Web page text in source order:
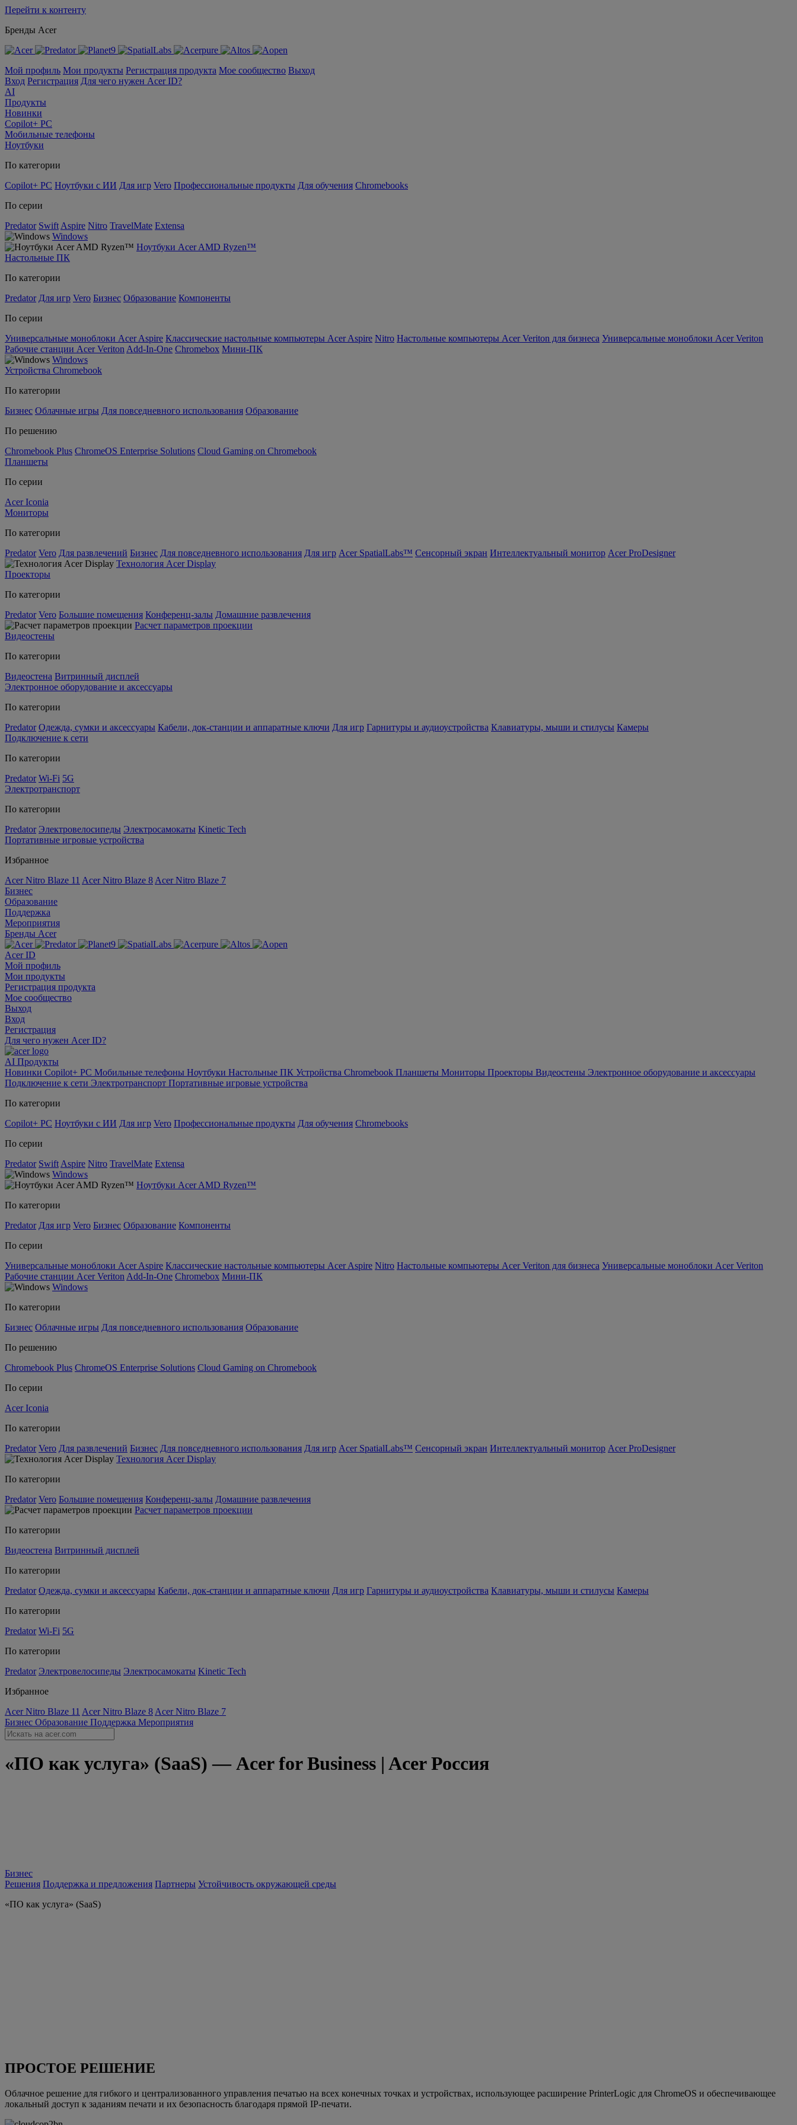
Перейти к контенту
Бренды Acer
Мой профиль Мои продукты Регистрация продукта Мое сообщество Выход
Вход Регистрация Для чего нужен Acer ID?
AI
Продукты
Новинки
Copilot+ PC
Мобильные телефоны
Ноутбуки
По категории
Copilot+ PC Ноутбуки с ИИ Для игр Vero Профессиональные продукты Для обучения Chromebooks
По серии
Predator Swift Aspire Nitro TravelMate Extensa
Windows
Ноутбуки Acer AMD Ryzen™
Настольные ПК
По категории
Predator Для игр Vero Бизнес Образование Компоненты
По серии
Универсальные моноблоки Acer Aspire Классические настольные компьютеры Acer Aspire Nitro Настольные компьютеры Acer Veriton для бизнеса Универсальные моноблоки Acer Veriton
Рабочие станции Acer Veriton Add-In-One Chromebox Мини-ПК
Windows
Устройства Chromebook
По категории
Бизнес Облачные игры Для повседневного использования Образование
По решению
Chromebook Plus ChromeOS Enterprise Solutions Cloud Gaming on Chromebook
Планшеты
По серии
Acer Iconia
Мониторы
По категории
Predator Vero Для развлечений Бизнес Для повседневного использования Для игр Acer SpatialLabs™ Сенсорный экран Интеллектуальный монитор Acer ProDesigner
Технология Acer Display
Проекторы
По категории
Predator Vero Большие помещения Конференц-залы Домашние развлечения
Расчет параметров проекции
Видеостены
По категории
Видеостена Витринный дисплей
Электронное оборудование и аксессуары
По категории
Predator Одежда, сумки и аксессуары Кабели, док-станции и аппаратные ключи Для игр Гарнитуры и аудиоустройства Клавиатуры, мыши и стилусы Камеры
Подключение к сети
По категории
Predator Wi-Fi 5G
Электротранспорт
По категории
Predator Электровелосипеды Электросамокаты Kinetic Tech
Портативные игровые устройства
Избранное
Acer Nitro Blaze 11 Acer Nitro Blaze 8 Acer Nitro Blaze 7
Бизнес
Образование
Поддержка
Мероприятия
Бренды Acer
Acer ID
Мой профиль
Мои продукты
Регистрация продукта
Мое сообщество
Выход
Вход
Регистрация
Для чего нужен Acer ID?
AI Продукты
Новинки Copilot+ PC Мобильные телефоны Ноутбуки Настольные ПК Устройства Chromebook Планшеты Мониторы Проекторы Видеостены Электронное оборудование и аксессуары
Подключение к сети Электротранспорт Портативные игровые устройства
По категории
Copilot+ PC Ноутбуки с ИИ Для игр Vero Профессиональные продукты Для обучения Chromebooks
По серии
Predator Swift Aspire Nitro TravelMate Extensa
Windows
Ноутбуки Acer AMD Ryzen™
По категории
Predator Для игр Vero Бизнес Образование Компоненты
По серии
Универсальные моноблоки Acer Aspire Классические настольные компьютеры Acer Aspire Nitro Настольные компьютеры Acer Veriton для бизнеса Универсальные моноблоки Acer Veriton
Рабочие станции Acer Veriton Add-In-One Chromebox Мини-ПК
Windows
По категории
Бизнес Облачные игры Для повседневного использования Образование
По решению
Chromebook Plus ChromeOS Enterprise Solutions Cloud Gaming on Chromebook
По серии
Acer Iconia
По категории
Predator Vero Для развлечений Бизнес Для повседневного использования Для игр Acer SpatialLabs™ Сенсорный экран Интеллектуальный монитор Acer ProDesigner
Технология Acer Display
По категории
Predator Vero Большие помещения Конференц-залы Домашние развлечения
Расчет параметров проекции
По категории
Видеостена Витринный дисплей
По категории
Predator Одежда, сумки и аксессуары Кабели, док-станции и аппаратные ключи Для игр Гарнитуры и аудиоустройства Клавиатуры, мыши и стилусы Камеры
По категории
Predator Wi-Fi 5G
По категории
Predator Электровелосипеды Электросамокаты Kinetic Tech
Избранное
Acer Nitro Blaze 11 Acer Nitro Blaze 8 Acer Nitro Blaze 7
Бизнес Образование Поддержка Мероприятия
«ПО как услуга» (SaaS) — Acer for Business | Acer Россия
Бизнес
Решения Поддержка и предложения Партнеры Устойчивость окружающей среды
«ПО как услуга» (SaaS)
ПРОСТОЕ РЕШЕНИЕ
Облачное решение для гибкого и централизованного управления печатью на всех конечных точках и устройствах, использующее расширение PrinterLogic для ChromeOS и обеспечивающее
локальный доступ к заданиям печати и их безопасность благодаря прямой IP-печати.